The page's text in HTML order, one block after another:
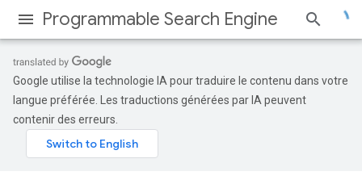
Programmable Search Engine
Google utilise la technologie IA pour traduire le contenu dans votre
langue préférée. Les traductions générées par IA peuvent
contenir des erreurs.